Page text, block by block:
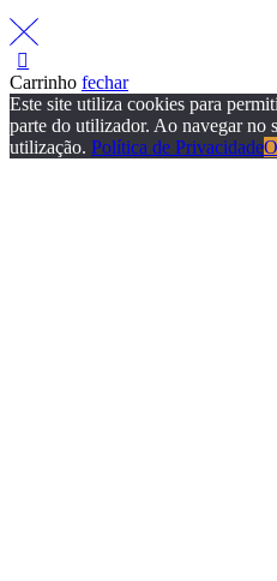
Carrinho fechar
Este site utiliza cookies para
parte do utilizador. Ao navegar no
utilização. Política de Privacidade